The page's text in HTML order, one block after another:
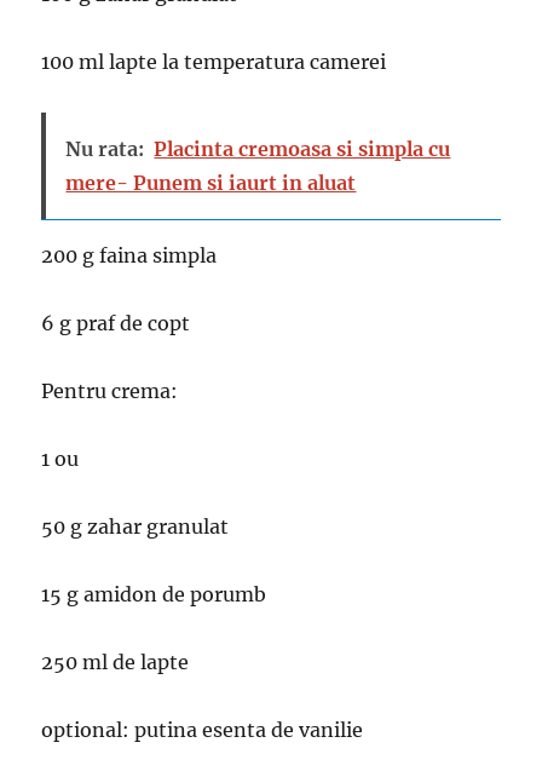
100 ml lapte la temperatura camerei
Nu rata: Placinta cremoasa si simpla cu
mere- Punem si iaurt in aluat
200 g faina simpla
6 g praf de copt
Pentru crema:
1 ou
50 g zahar granulat
15 g amidon de porumb
250 ml de lapte
optional: putina esenta de vanilie